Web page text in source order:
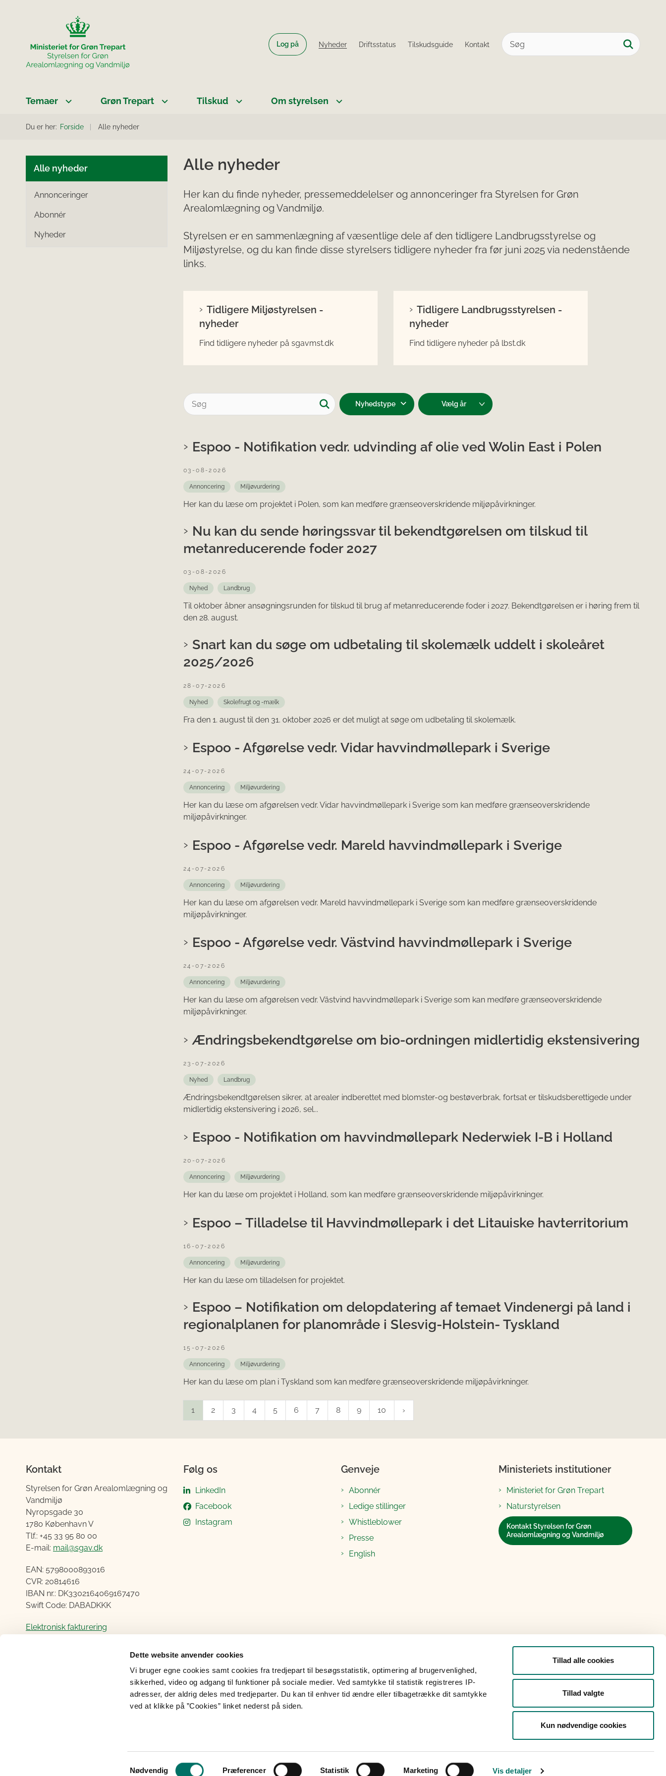
Dette website anvender cookies
Vi bruger egne cookies samt cookies fra tredjepart til besøgsstatistik, optimering af brugervenlighed,
sikkerhed, video og adgang til funktioner på sociale medier. Ved samtykke til statistik registreres IP-
adresser, der aldrig deles med tredjeparter. Du kan til enhver tid ændre eller tilbagetrække dit samtykke
ved at klikke på ”Cookies” linket nederst på siden.
Samtykkevalg
Nødvendig Præferencer Statistik Marketing Vis detaljer
Tillad alle cookies
Tillad valgte
Kun nødvendige cookies
Log på Nyheder Driftsstatus Tilskudsguide Kontakt
Temaer Grøn Trepart Tilskud Om styrelsen
Du er her: Forside Alle nyheder
Alle nyheder
Annonceringer
Abonnér
Nyheder
Alle nyheder
Her kan du finde nyheder, pressemeddelelser og annonceringer fra Styrelsen for Grøn
Arealomlægning og Vandmiljø.
Styrelsen er en sammenlægning af væsentlige dele af den tidligere Landbrugsstyrelse og
Miljøstyrelse, og du kan finde disse styrelsers tidligere nyheder fra før juni 2025 via nedenstående
links.
Tidligere Miljøstyrelsen -
nyheder
Find tidligere nyheder på sgavmst.dk
Tidligere Landbrugsstyrelsen -
nyheder
Find tidligere nyheder på lbst.dk
Nyhedstype
Espoo - Notifikation vedr. udvinding af olie ved Wolin East i Polen
03-08-2026
Annoncering Miljøvurdering
Her kan du læse om projektet i Polen, som kan medføre grænseoverskridende miljøpåvirkninger.
Nu kan du sende høringssvar til bekendtgørelsen om tilskud til
metanreducerende foder 2027
03-08-2026
Nyhed Landbrug
Til oktober åbner ansøgningsrunden for tilskud til brug af metanreducerende foder i 2027. Bekendtgørelsen er i høring frem til
den 28. august.
Snart kan du søge om udbetaling til skolemælk uddelt i skoleåret
2025/2026
28-07-2026
Nyhed Skolefrugt og -mælk
Fra den 1. august til den 31. oktober 2026 er det muligt at søge om udbetaling til skolemælk.
Espoo - Afgørelse vedr. Vidar havvindmøllepark i Sverige
24-07-2026
Annoncering Miljøvurdering
Her kan du læse om afgørelsen vedr. Vidar havvindmøllepark i Sverige som kan medføre grænseoverskridende
miljøpåvirkninger.
Espoo - Afgørelse vedr. Mareld havvindmøllepark i Sverige
24-07-2026
Annoncering Miljøvurdering
Her kan du læse om afgørelsen vedr. Mareld havvindmøllepark i Sverige som kan medføre grænseoverskridende
miljøpåvirkninger.
Espoo - Afgørelse vedr. Västvind havvindmøllepark i Sverige
24-07-2026
Annoncering Miljøvurdering
Her kan du læse om afgørelsen vedr. Västvind havvindmøllepark i Sverige som kan medføre grænseoverskridende
miljøpåvirkninger.
Ændringsbekendtgørelse om bio-ordningen midlertidig ekstensivering
23-07-2026
Nyhed Landbrug
Ændringsbekendtgørelsen sikrer, at arealer indberettet med blomster-og bestøverbrak, fortsat er tilskudsberettigede under
midlertidig ekstensivering i 2026, sel...
Espoo - Notifikation om havvindmøllepark Nederwiek I-B i Holland
20-07-2026
Annoncering Miljøvurdering
Her kan du læse om projektet i Holland, som kan medføre grænseoverskridende miljøpåvirkninger.
Espoo – Tilladelse til Havvindmøllepark i det Litauiske havterritorium
16-07-2026
Annoncering Miljøvurdering
Her kan du læse om tilladelsen for projektet.
Espoo – Notifikation om delopdatering af temaet Vindenergi på land i
regionalplanen for planområde i Slesvig-Holstein- Tyskland
15-07-2026
Annoncering Miljøvurdering
Her kan du læse om plan i Tyskland som kan medføre grænseoverskridende miljøpåvirkninger.
1 2 3 4 5 6 7 8 9 10
Kontakt
Styrelsen for Grøn Arealomlægning og
Vandmiljø
Nyropsgade 30
1780 København V
Tlf.: +45 33 95 80 00
E-mail: mail@sgav.dk
EAN: 5798000893016
CVR: 20814616
IBAN nr.: DK3302164069167470
Swift Code: DABADKKK
Elektronisk fakturering
Følg os
LinkedIn
Facebook
Instagram
Genveje
Abonnér
Ledige stillinger
Whistleblower
Presse
English
Ministeriets institutioner
Ministeriet for Grøn Trepart
Naturstyrelsen
Kontakt Styrelsen for Grøn
Arealomlægning og Vandmiljø
Tilgængelighedserklæring Persondatabeskyttelse Læs op Grypp skærmdeling